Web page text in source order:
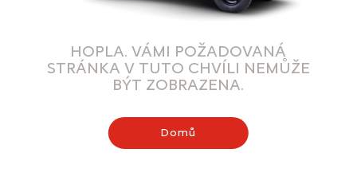
HOPLA. VÁMI POŽADOVANÁ
STRÁNKA V TUTO CHVÍLI NEMŮŽE
BÝT ZOBRAZENA.
Domů